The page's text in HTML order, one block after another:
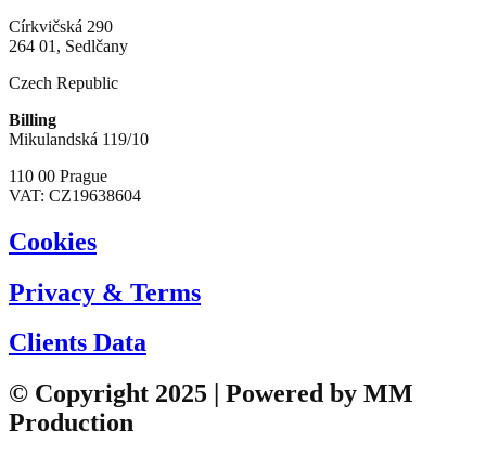
Církvičská 290
264 01, Sedlčany
Czech Republic
Billing
Mikulandská 119/10
110 00 Prague
VAT: CZ19638604
Cookies
Privacy & Terms
Clients Data
© Copyright 2025 | Powered by MM
Production​